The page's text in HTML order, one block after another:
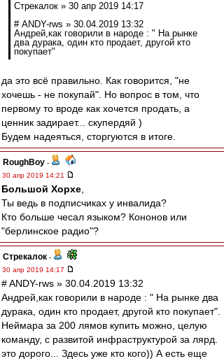
Стрекалок » 30 апр 2019 14:17
# ANDY-rws » 30.04.2019 13:32
Андрей,как говорили в народе : " На рынке
два дурака, один кто продает, другой кто
покупает"
да это всё правильно. Как говорится, "не
хочешь - не покупай". Но вопрос в том, что
первому то вроде как хочется продать, а
ценник задирает... скупердяй )
Будем надеяться, сторгуются в итоге.
RoughBoy -
30 апр 2019 14:21
Большой Хорхе
Ты ведь в подписчиках у инвалида?
Кто больше чесал языком? Кононов или
"берлинское радио"?
Стрекалок -
30 апр 2019 14:17
# ANDY-rws » 30.04.2019 13:32
Андрей,как говорили в народе : " На рынке два
дурака, один кто продает, другой кто покупает".
Неймара за 200 лямов купить можно, целую
команду, с развитой инфраструктурой за лярд.
это дорого... Здесь уже кто кого)) А есть еще